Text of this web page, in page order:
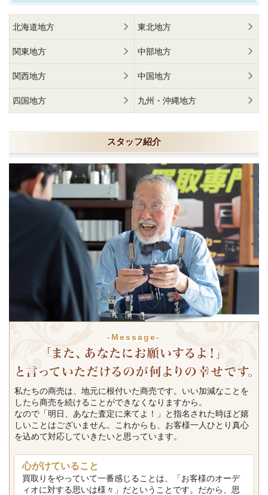
北海道地方 東北地方
関東地方 中部地方
関西地方 中国地方
四国地方 九州・沖縄地方
スタッフ紹介
-Message-
私たちの商売は、地元に根付いた商売です。いい加減なことを
したら商売を続けることができなくなりますから。
なので「明日、あなた査定に来てよ！」と指名された時ほど嬉
しいことはございません。これからも、お客様一人ひとり真心
を込めて対応していきたいと思っています。
心がけていること
買取りをやっていて一番感じることは、「お客様のオーデ
ィオに対する思いは様々」だということです。だから、思